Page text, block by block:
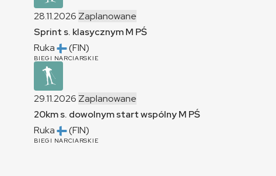
28.11.2026 Zaplanowane
Sprint s. klasycznymM PŚ
Ruka
(FIN)
BIEGI NARCIARSKIE
29.11.2026 Zaplanowane
20km s. dowolnym start wspólnyM PŚ
Ruka
(FIN)
BIEGI NARCIARSKIE